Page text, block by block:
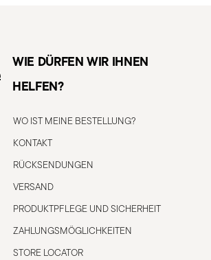
WIE DÜRFEN WIR IHNEN
HELFEN?
WO IST MEINE BESTELLUNG?
KONTAKT
RÜCKSENDUNGEN
VERSAND
PRODUKTPFLEGE UND SICHERHEIT
ZAHLUNGSMÖGLICHKEITEN
STORE LOCATOR